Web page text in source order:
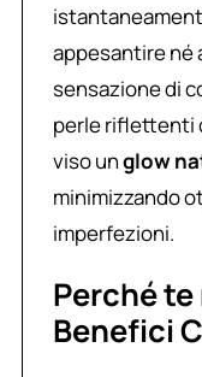
appesantire né
sensazione di
perle riflettenti
viso unglow
minimizzando
imperfezioni.
Perché
Benefici